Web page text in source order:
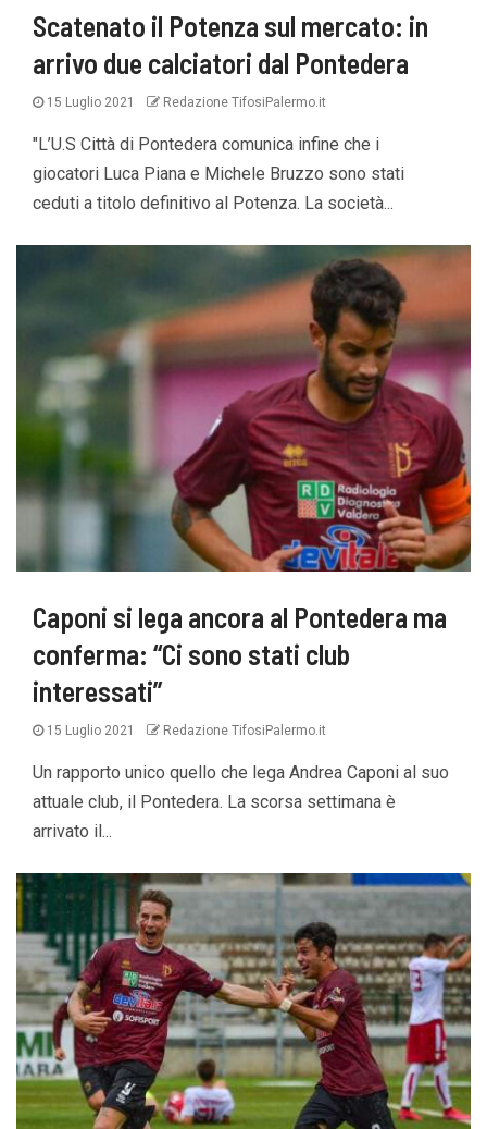
Scatenato il Potenza sul mercato: in
arrivo due calciatori dal Pontedera
15 Luglio 2021 Redazione TifosiPalermo.it
"L’U.S Città di Pontedera comunica infine che i
giocatori Luca Piana e Michele Bruzzo sono stati
ceduti a titolo definitivo al Potenza. La società...
Caponi si lega ancora al Pontedera ma
conferma: “Ci sono stati club
interessati”
15 Luglio 2021 Redazione TifosiPalermo.it
Un rapporto unico quello che lega Andrea Caponi al suo
attuale club, il Pontedera. La scorsa settimana è
arrivato il...